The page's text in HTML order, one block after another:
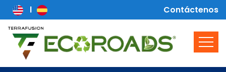
Contáctenos